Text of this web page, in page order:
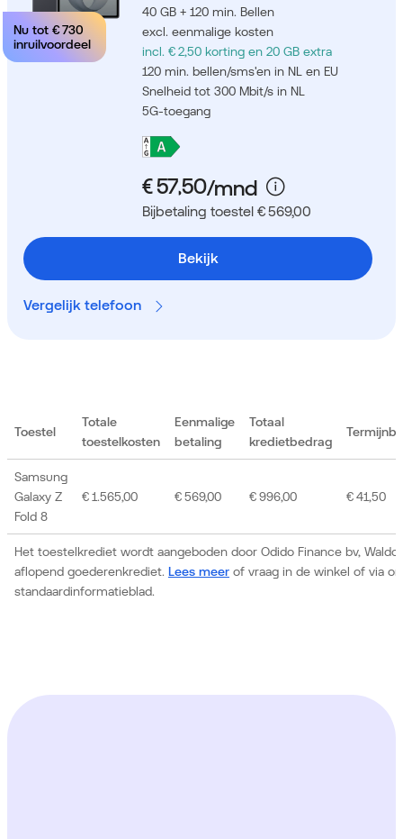
Nu tot € 730
inruilvoordeel
40 GB + 120 min. Bellen
excl. eenmalige kosten
incl. € 2,50 korting en 20 GB extra
120 min. bellen/sms'en in NL en EU
Snelheid tot 300 Mbit/s in NL
5G-toegang
Bijbetaling toestel € 569,00
Bekijk
Vergelijk telefoon
Toestel
Totale
toestelkosten
Eenmalige
betaling
Totaal
kredietbedrag
Het toestelkrediet wordt aangeboden door Odido Finance bv,
aflopend goederenkrediet. Lees meer of vraag in de winkel of via
standaardinformatieblad.
Samsung
Galaxy Z
Fold 8
€ 1.565,00 € 569,00 € 996,00 € 41,50